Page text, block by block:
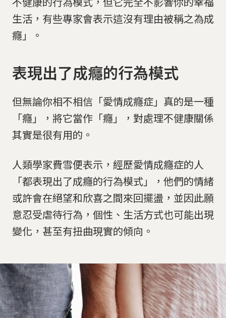
生活，有些專家會表示這沒有理由被稱之為成
癮」。
表現出了成癮的行為模式
但無論你相不相信「愛情成癮症」真的是一種
「癮」，將它當作「癮」，對處理不健康關係
其實是很有用的。
人類學家費雪便表示，經歷愛情成癮症的人
「都表現出了成癮的行為模式」，他們的情緒
或許會在絕望和欣喜之間來回擺盪，並因此願
意忍受虐待行為，個性、生活方式也可能出現
變化，甚至有扭曲現實的傾向。